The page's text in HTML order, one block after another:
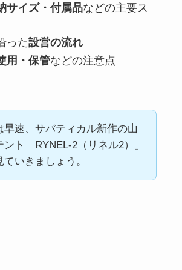
サイズ・付属品などの主要ス
った設営の流れ
用・保管などの注意点
早速、サバティカル新作の山
ント「RYNEL-2（リネル2）」
ていきましょう。